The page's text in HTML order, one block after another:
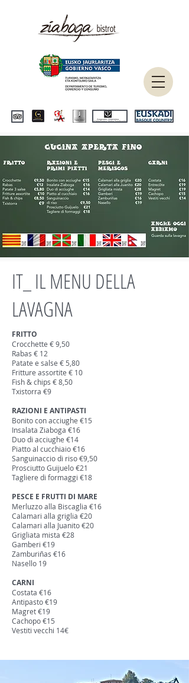
IT_ IL MENU DELLA
LAVAGNA
FRITTO
Crocchette € 9,50
Rabas € 12
Patate e salse € 5,80
Fritture assortite € 10
Fish & chips € 8,50
Txistorra €9
RAZIONI E ANTIPASTI
Bonito con acciughe €15
Insalata Ziaboga €16
Duo di acciughe €14
Piatto al cucchiaio €16
Sanguinaccio di riso €9,50
Prosciutto Guijuelo €21
Tagliere di formaggi €18
PESCE E FRUTTI DI MARE
Merluzzo alla Biscaglia €16
Calamari alla griglia €20
Calamari alla Juanito €20
Grigliata mista €28
Gamberi €19
Zamburiñas €16
Nasello 19
CARNI
Costata €16
Antipasto €19
Magret €19
Cachopo €15
Vestiti vecchi 14€